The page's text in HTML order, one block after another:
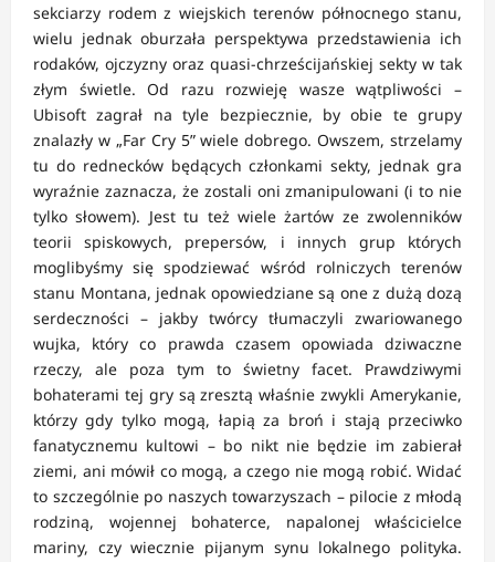
sekciarzy rodem z wiejskich terenów północnego stanu,
wielu jednak oburzała perspektywa przedstawienia ich
rodaków, ojczyzny oraz quasi-chrześcijańskiej sekty w tak
złym świetle. Od razu rozwieję wasze wątpliwości –
Ubisoft zagrał na tyle bezpiecznie, by obie te grupy
znalazły w „Far Cry 5” wiele dobrego. Owszem, strzelamy
tu do rednecków będących członkami sekty, jednak gra
wyraźnie zaznacza, że zostali oni zmanipulowani (i to nie
tylko słowem). Jest tu też wiele żartów ze zwolenników
teorii spiskowych, prepersów, i innych grup których
moglibyśmy się spodziewać wśród rolniczych terenów
stanu Montana, jednak opowiedziane są one z dużą dozą
serdeczności – jakby twórcy tłumaczyli zwariowanego
wujka, który co prawda czasem opowiada dziwaczne
rzeczy, ale poza tym to świetny facet. Prawdziwymi
bohaterami tej gry są zresztą właśnie zwykli Amerykanie,
którzy gdy tylko mogą, łapią za broń i stają przeciwko
fanatycznemu kultowi – bo nikt nie będzie im zabierał
ziemi, ani mówił co mogą, a czego nie mogą robić. Widać
to szczególnie po naszych towarzyszach – pilocie z młodą
rodziną, wojennej bohaterce, napalonej właścicielce
mariny, czy wiecznie pijanym synu lokalnego polityka.